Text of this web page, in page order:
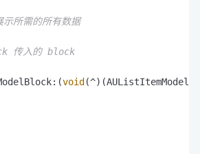
所需的所有数据
传入的 block
void